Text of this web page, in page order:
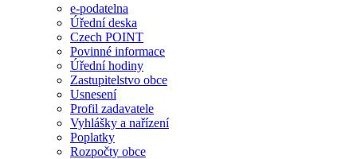
e-podatelna
Úřední deska
Czech POINT
Povinné informace
Úřední hodiny
Zastupitelstvo obce
Usnesení
Profil zadavatele
Vyhlášky a nařízení
Poplatky
Rozpočty obce